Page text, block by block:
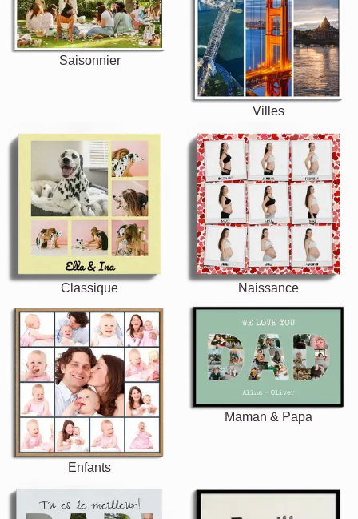
Saisonnier
Villes
Classique Naissance
Enfants
Maman & Papa